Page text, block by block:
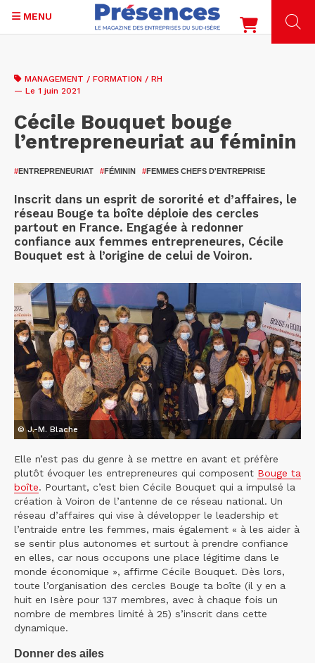
contenu
MENU
MANAGEMENT / FORMATION / RH
— Le 1 juin 2021
Cécile Bouquet bouge
l’entrepreneuriat au féminin
#ENTREPRENEURIAT #FÉMININ #FEMMES CHEFS D'ENTREPRISE
Inscrit dans un esprit de sororité et d’affaires, le
réseau Bouge ta boîte déploie des cercles
partout en France. Engagée à redonner
confiance aux femmes entrepreneures, Cécile
Bouquet est à l’origine de celui de Voiron.
© J.-M. Blache
Elle n’est pas du genre à se mettre en avant et préfère
plutôt évoquer les entrepreneures qui composent Bouge ta
boîte. Pourtant, c’est bien Cécile Bouquet qui a impulsé la
création à Voiron de l’antenne de ce réseau national. Un
réseau d’affaires qui vise à développer le leadership et
l’entraide entre les femmes, mais également « à les aider à
se sentir plus autonomes et surtout à prendre confiance
en elles, car nous occupons une place légitime dans le
monde économique », affirme Cécile Bouquet. Dès lors,
toute l’organisation des cercles Bouge ta boîte (il y en a
huit en Isère pour 137 membres, avec à chaque fois un
nombre de membres limité à 25) s’inscrit dans cette
dynamique.
Donner des ailes